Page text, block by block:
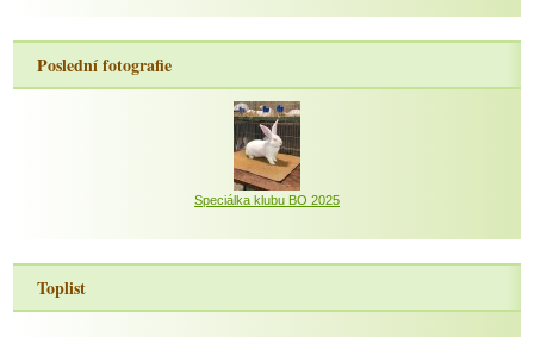
Poslední fotografie
Speciálka klubu BO 2025
Toplist